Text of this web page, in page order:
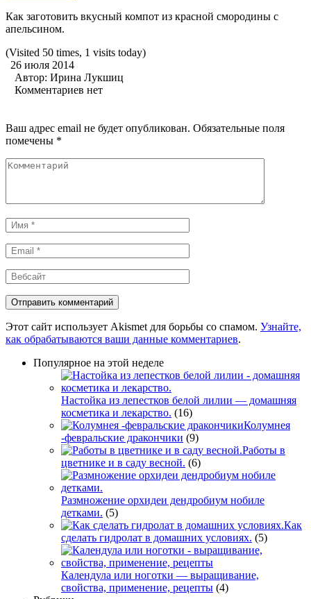
Как заготовить вкусный компот из красной смородины с
апельсином.
(Visited 50 times, 1 visits today)
26 июля 2014
Автор: Ирина Лукшиц
Комментариев нет
Ваш адрес email не будет опубликован. Обязательные поля
помечены *
Комментарий
Имя
*
Email
*
Вебсайт
Этот сайт использует Akismet для борьбы со спамом. Узнайте,
как обрабатываются ваши данные комментариев.
Популярное на этой неделе
Настойка из лепестков белой лилии — домашняя
косметика и лекарство. (16)
Колумнея
-февральские дракончики (9)
Работы в
цветнике и в саду весной. (6)
Размножение орхидеи дендробиум нобиле
детками. (5)
Как
сделать гидролат в домашних условиях. (5)
Календула или ноготки — выращивание,
свойства, применение, рецепты (4)